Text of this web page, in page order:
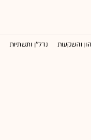
והשקעות נדל''ן ותשתיות